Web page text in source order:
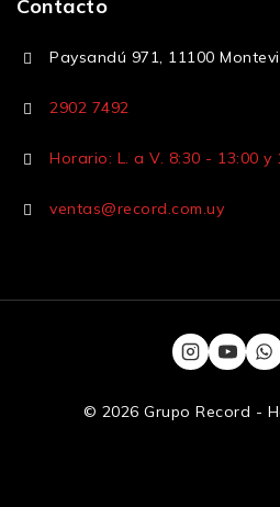
Contacto
Paysandú 971, 11100
2902 7492
Horario: L. a V. 8:30 - 13:00 y
ventas@record.com.uy
© 2026 Grupo Record -